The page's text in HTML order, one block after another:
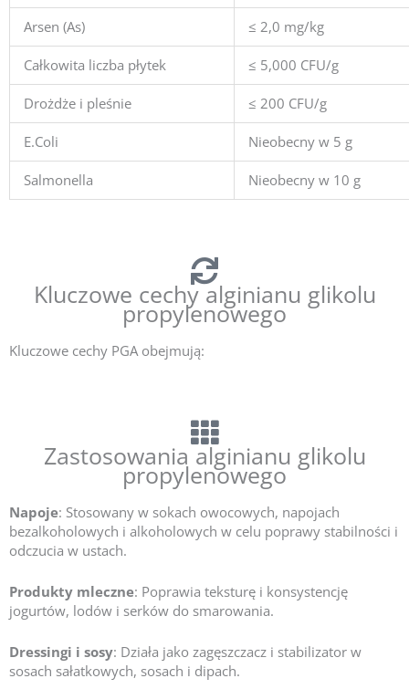
Arsen (As) ≤ 2,0 mg/kg
Całkowita liczba płytek ≤ 5,000 CFU/g
Drożdże i pleśnie ≤ 200 CFU/g
E.Coli Nieobecny w 5 g
Salmonella Nieobecny w 10 g
Kluczowe cechy alginianu glikolu
propylenowego
Kluczowe cechy PGA obejmują:
Zastosowania alginianu glikolu
propylenowego
Napoje: Stosowany w sokach owocowych, napojach
bezalkoholowych i alkoholowych w celu poprawy stabilności i
odczucia w ustach.
Produkty mleczne: Poprawia teksturę i konsystencję
jogurtów, lodów i serków do smarowania.
Dressingi i sosy: Działa jako zagęszczacz i stabilizator w
sosach sałatkowych, sosach i dipach.